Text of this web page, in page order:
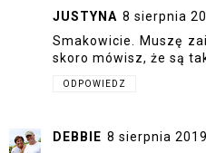
JUSTYNA 8 sierpnia
Smakowicie. Muszę
skoro mówisz, że są
ODPOWIEDZ
DEBBIE 8 sierpnia